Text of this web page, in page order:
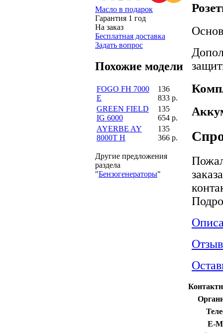
Масло в подарок
Гарантия 1 год
На заказ
Бесплатная доставка
Задать вопрос
Похожие модели
FOGO FH 7000
E
136
833 р.
GREEN FIELD
IG 6000
135
654 р.
AYERBE AY
8000T H
135
366 р.
Другие предложения
раздела
"Бензогенераторы"
E-